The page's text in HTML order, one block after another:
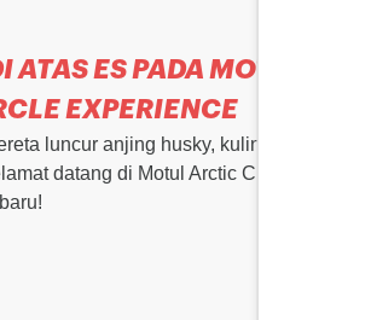
ATAS ES PADA MOTUL
EXPERIENCE
luncur anjing husky, kuliner Nordik,
datang di Motul Arctic Circle